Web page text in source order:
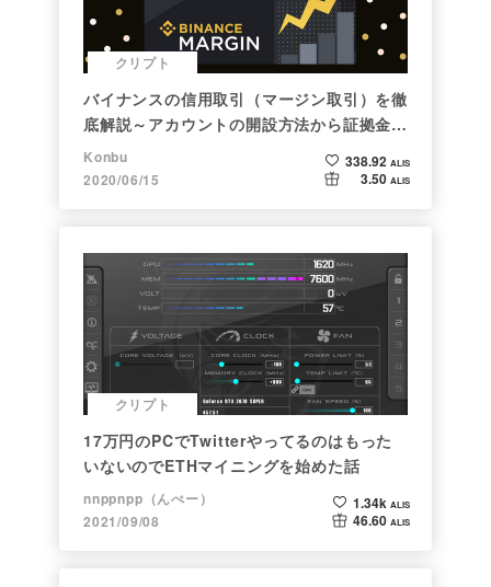
クリプト
バイナンスの信用取引（マージン取引）を徹
底解説～アカウントの開設方法から証拠金計
算例まで～
Konbu
2020/06/15
338.92 ALIS
3.50 ALIS
クリプト
17万円のPCでTwitterやってるのはもった
いないのでETHマイニングを始めた話
nnppnpp（んぺー）
2021/09/08
1.34k ALIS
46.60 ALIS